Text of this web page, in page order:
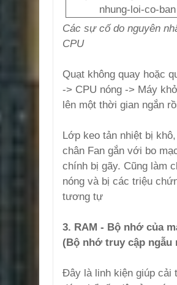
Các sự cố do nguyên
CPU
Quạt không quay hoặc
-> CPU nóng -> Máy
lên một thời gian ngắn
Lớp keo tản nhiệt bị
chân Fan gắn với bo
chính bị gãy. Cũng làm
nóng và bị các triệu
tương tự
3. RAM - Bộ nhớ của
(Bộ nhớ truy cập ngẫu
Đây là linh kiện giúp cải